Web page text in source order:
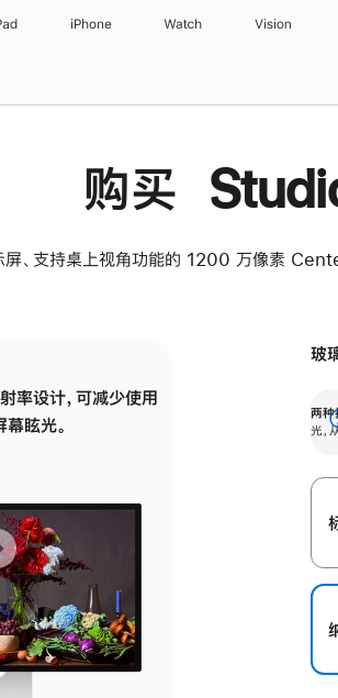
iPhone Watch Vision
购买
、支持桌上视角功能的 1200 万像素
率设计，可减少使用
眩光。
有高亮光源的场所
玻
两种
光，